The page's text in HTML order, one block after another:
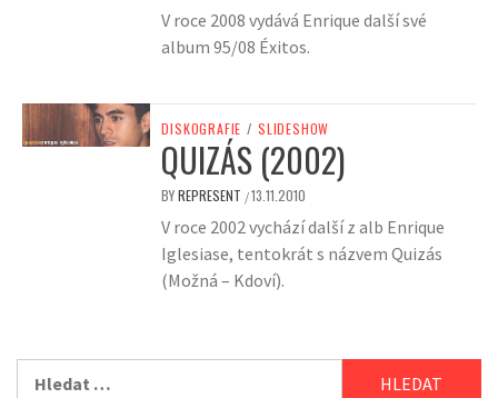
V roce 2008 vydává Enrique další své
album 95/08 Éxitos.
DISKOGRAFIE / SLIDESHOW
QUIZÁS (2002)
BYREPRESENT /13.11.2010
V roce 2002 vychází další z alb Enrique
Iglesiase, tentokrát s názvem Quizás
(Možná – Kdoví).